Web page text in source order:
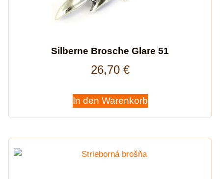
Silberne Brosche Glare 51
26,70 €
In den Warenkorb